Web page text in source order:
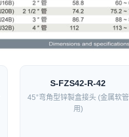
S-FZS42-R-42
45°弯角型锌製盒接头 (金属软管
用)